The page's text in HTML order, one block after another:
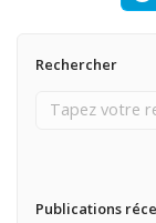
Rechercher
Publications